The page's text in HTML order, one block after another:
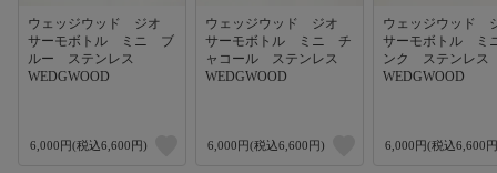
ウェッジウッド ジオ
サーモボトル ミニ ブ
ルー ステンレス
WEDGWOOD
6,000円(税込6,600円)
ウェッジウッド ジオ
サーモボトル ミニ チ
ャコール ステンレス
WEDGWOOD
6,000円(税込6,600円)
ウェッジウッド
サーモボトル
ンク ステンレ
WEDGWOOD
6,000円(税込6,600